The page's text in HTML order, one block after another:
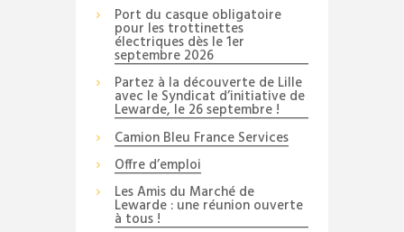
Port du casque obligatoire
pour les trottinettes
électriques dès le 1er
septembre 2026
Partez à la découverte de Lille
avec le Syndicat d’initiative de
Lewarde, le 26 septembre !
Camion Bleu France Services
Offre d’emploi
Les Amis du Marché de
Lewarde : une réunion ouverte
à tous !